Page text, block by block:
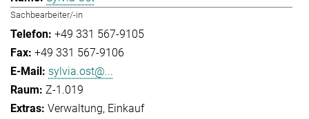
Sachbearbeiter/-in
+49 331 567-9105
+49 331 567-9106
sylvia.ost@...
Z-1.019
Verwaltung Einkauf